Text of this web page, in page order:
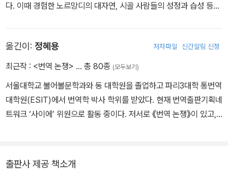
다. 이때 경험한 노르망디의 대자연, 시골 사람들의 성정과 습성 등은
플로베르를 만난다. 1869년부터 파리 법과대학에서 법률을 공부하
지만, 이듬해 프로이센과의 전쟁이 발발하면서 군대에 징집되어 학업
해군성에 취직한다. 1880년 모파상은 에밀 졸라 등과 함께 소설집
『메당의 저녁Les Soirees de Medan』을 출판하고, 여기 수록된
「비곗덩어리」가 프랑스 문단에 큰 반향을 불러일으켰다. 1890년까
소설가로 자리매김했다. 하지만 이 10년은 육체와 정신의 병이 심각
옮긴이: 정혜용 저자파일 신간알림 신청
최근작 : <번역 논쟁> … 총 80종 (모두보기)
서울대학교 불어불문학과와 동 대학원을 졸업하고 파리3대학 통번역
대학원(ESIT)에서 번역학 박사 학위를 받았다. 현재 번역출판기획네
트워크 ‘사이에’ 위원으로 활동 중이다. 저서로 《번역 논쟁》이 있고,
서》, 마일리스 드 케랑갈의 《살아 있는 자를 수선하기》 《식탁의 길》,
출판사 제공 책소개